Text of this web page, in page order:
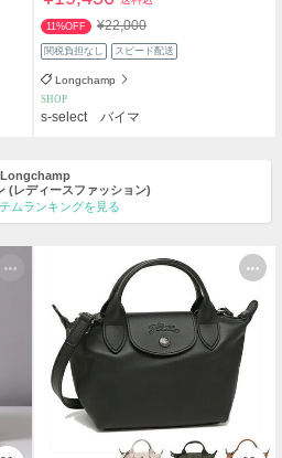
11%OFF ¥22,000
関税負担なし スピード配送
Longchamp
SHOP
s-select バイマ
Longchamp
(レディースファッション)
ムランキングを見る